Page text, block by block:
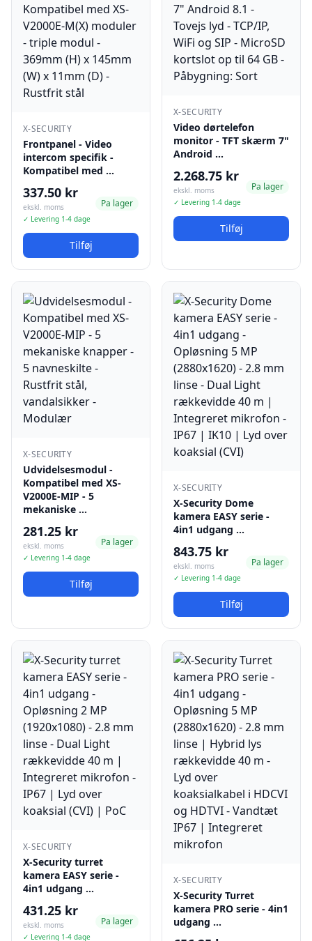
X-SECURITY
Frontpanel - Video
intercom specifik -
Kompatibel med …
337.50 kr
ekskl. moms
✓ Levering 1-4 dage
Pa lager
Tilføj
X-SECURITY
Video dørtelefon
monitor - TFT skærm 7"
Android …
2.268.75 kr
ekskl. moms
✓ Levering 1-4 dage
Pa lager
Tilføj
X-SECURITY
Udvidelsesmodul -
Kompatibel med XS-
V2000E-MIP - 5
mekaniske …
281.25 kr
ekskl. moms
✓ Levering 1-4 dage
Pa lager
Tilføj
X-SECURITY
X-Security Dome
kamera EASY serie -
4in1 udgang …
843.75 kr
ekskl. moms
✓ Levering 1-4 dage
Pa lager
Tilføj
X-SECURITY
X-Security turret
kamera EASY serie -
4in1 udgang …
431.25 kr
ekskl. moms
✓ Levering 1-4 dage
Pa lager
X-SECURITY
X-Security Turret
kamera PRO serie - 4in1
udgang …